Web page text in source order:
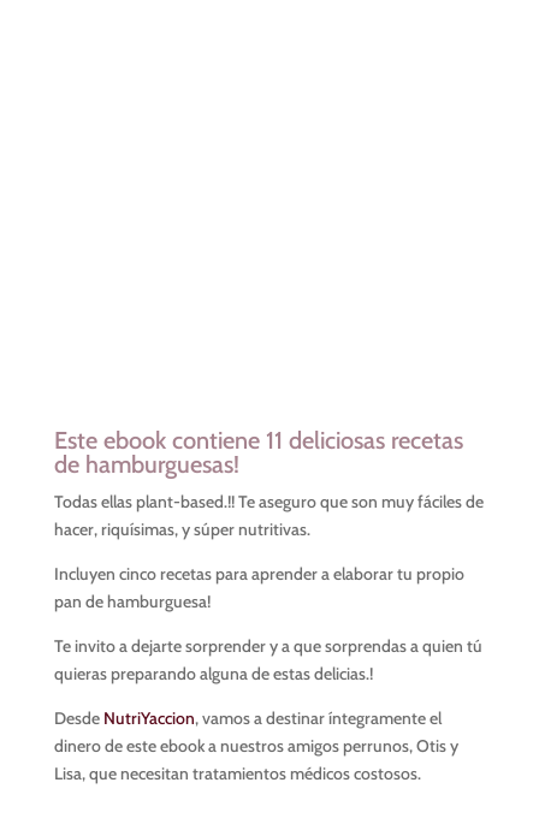
Este ebook contiene 11 deliciosas recetas
de hamburguesas!
Todas ellas plant-based.!! Te aseguro que son muy fáciles de
hacer, riquísimas, y súper nutritivas.
Incluyen cinco recetas para aprender a elaborar tu propio
pan de hamburguesa!
Te invito a dejarte sorprender y a que sorprendas a quien tú
quieras preparando alguna de estas delicias.!
Desde NutriYaccion, vamos a destinar íntegramente el
dinero de este ebook a nuestros amigos perrunos, Otis y
Lisa, que necesitan tratamientos médicos costosos.